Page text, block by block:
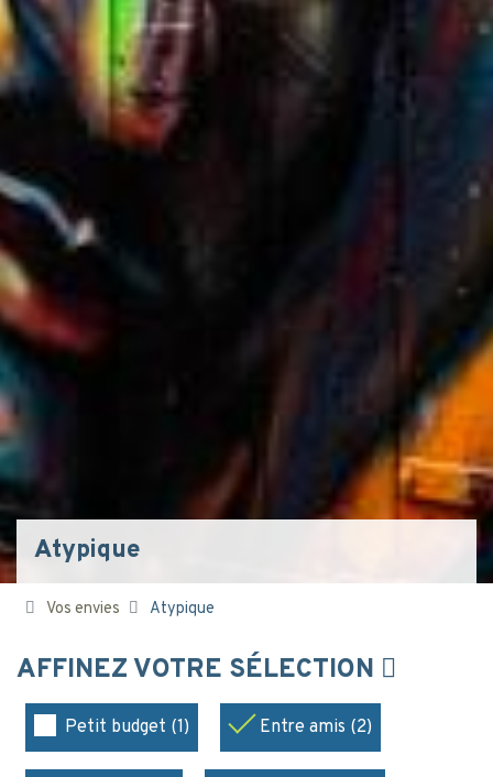
Atypique
Vos envies Atypique
AFFINEZ VOTRE SÉLECTION
Petit budget (1) Entre amis (2)